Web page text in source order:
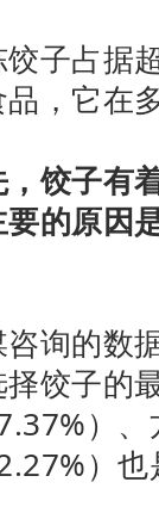
饺子占据
品，它在
饺子有
的原因
询的数
饺子的
）
）